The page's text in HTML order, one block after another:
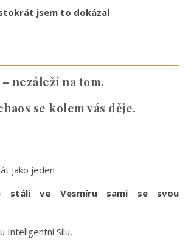
jsem to dokázal
– nezáleží na tom,
se kolem vás děje.
jako jeden
stáli ve Vesmíru sami se svou
Inteligentní Sílu,